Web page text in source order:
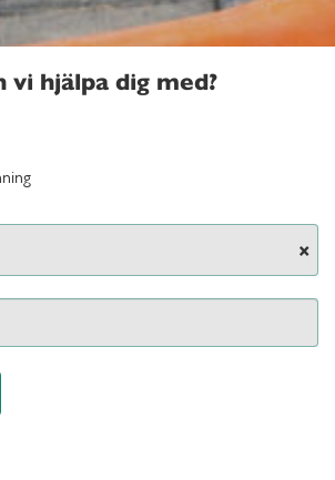
vi hjälpa dig med?
×